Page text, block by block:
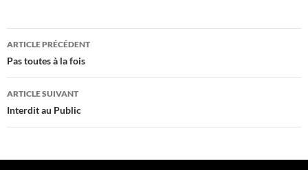
Navigation
des
articles
ARTICLE PRÉCÉDENT
Pas toutes à la fois
ARTICLE SUIVANT
Interdit au Public